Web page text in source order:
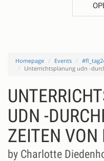
Homepage Events
Unterrichtsplanung udn -
UDN -
ZEITEN VON
by Charlotte